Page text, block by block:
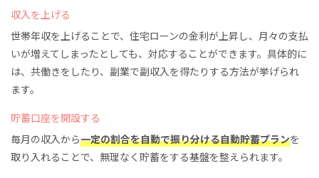
収入を上げる
世帯年収を上げることで、住宅ローンの金利が上昇し、月々の支払
いが増えてしまったとしても、対応することができます。具体的に
は、共働きをしたり、副業で副収入を得たりする方法が挙げられ
ます。
貯蓄口座を開設する
毎月の収入から一定の割合を自動で振り分ける自動貯蓄プランを
取り入れることで、無理なく貯蓄をする基盤を整えられます。